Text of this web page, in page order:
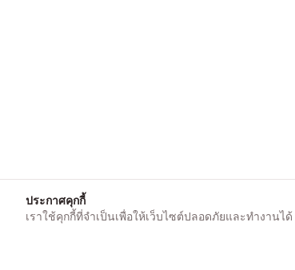
ประกาศคุกกี้
เราใช้คุกกี้ที่จำเป็นเพื่อให้เว็บไซต์ปลอดภัยและทำงาน